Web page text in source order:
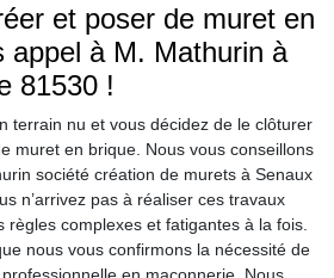
et poser de muret en
appel à M. Mathurin à
81530 !
terrain nu et vous décidez de le clôturer
muret en brique. Nous vous conseillons
société création de murets à Senaux
n’arrivez pas à réaliser ces travaux
règles complexes et fatigantes à la fois.
nous vous confirmons la nécessité de